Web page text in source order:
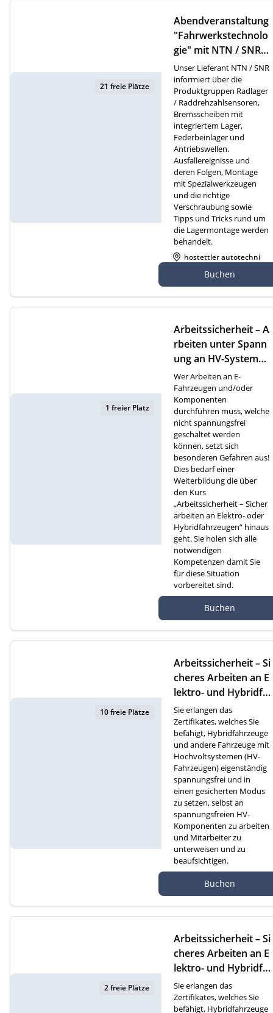
21 freie Plätze
Abendveranstaltung
"Fahrwerkstechnolo
gie" mit NTN / SNR i
n Buttisholz
Unser Lieferant NTN / SNR
informiert über die
Produktgruppen Radlager
/ Raddrehzahlsensoren,
Bremsscheiben mit
integriertem Lager,
Federbeinlager und
Antriebswellen.
Ausfallereignisse und
deren Folgen, Montage
mit Spezialwerkzeugen
und die richtige
Verschraubung sowie
Tipps und Tricks rund um
die Lagermontage werden
behandelt.
hostettler autotechni
7, 6018 Buttisholz
Buchen
1 freier Platz
Arbeitssicherheit – A
rbeiten unter Spann
ung an HV-Systemen
(D)
Wer Arbeiten an E-
Fahrzeugen und/oder
Komponenten
durchführen muss, welche
nicht spannungsfrei
geschaltet werden
können, setzt sich
besonderen Gefahren aus!
Dies bedarf einer
Weiterbildung die über
den Kurs
„Arbeitssicherheit – Sicher
arbeiten an Elektro- oder
Hybridfahrzeugen“ hinaus
geht. Sie holen sich alle
notwendigen
Kompetenzen damit Sie
für diese Situation
vorbereitet sind.
atte 1D, 6260 Reiden
Buchen
10 freie Plätze
Arbeitssicherheit – Si
cheres Arbeiten an E
lektro- und Hybridfa
hrzeugen (D)
Sie erlangen das
Zertifikates, welches Sie
befähigt, Hybridfahrzeuge
und andere Fahrzeuge mit
Hochvoltsystemen (HV-
Fahrzeugen) eigenständig
spannungsfrei und in
einen gesicherten Modus
zu setzen, selbst an
spannungsfreien HV-
Komponenten zu arbeiten
und Mitarbeiter zu
unterweisen und zu
beaufsichtigen.
atte 1D, 6260 Reiden
Buchen
2 freie Plätze
Arbeitssicherheit – Si
cheres Arbeiten an E
lektro- und Hybridfa
hrzeugen (F)
Sie erlangen das
Zertifikates, welches Sie
befähigt, Hybridfahrzeuge